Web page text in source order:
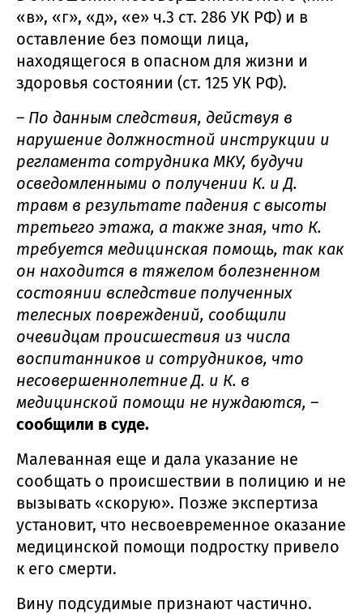
«в», «г», «д», «е» ч.3 ст. 286 УК РФ) и в
оставление без помощи лица,
находящегося в опасном для жизни и
здоровья состоянии (ст. 125 УК РФ).
– По данным следствия, действуя в
нарушение должностной инструкции и
регламента сотрудника МКУ, будучи
осведомленными о получении К. и Д.
травм в результате падения с высоты
третьего этажа, а также зная, что К.
требуется медицинская помощь, так как
он находится в тяжелом болезненном
состоянии вследствие полученных
телесных повреждений, сообщили
очевидцам происшествия из числа
воспитанников и сотрудников, что
несовершеннолетние Д. и К. в
медицинской помощи не нуждаются, –
сообщили в суде.
Малеванная еще и дала указание не
сообщать о происшествии в полицию и не
вызывать «скорую». Позже экспертиза
установит, что несвоевременное оказание
медицинской помощи подростку привело
к его смерти.
Вину подсудимые признают частично.